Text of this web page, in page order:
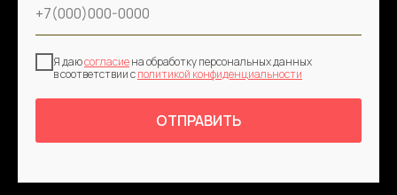
Я даюсогласиена обработку персональных данных
в соответствии сполитикой конфиденциальности
ОТПРАВИТЬ